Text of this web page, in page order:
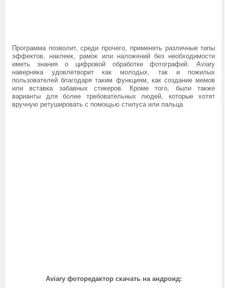
Программа позволит, среди прочего, применять различные типы
эффектов, наклеек, рамок или наложений без необходимости
иметь знания о цифровой обработке фотографий. Aviary
наверняка удовлетворит как молодых, так и пожилых
пользователей благодаря таким функциям, как создание мемов
или вставка забавных стикеров. Кроме того, были также
варианты для более требовательных людей, которые хотят
вручную ретушировать с помощью стилуса или пальца.
Aviary фоторедактор скачать на андроид: